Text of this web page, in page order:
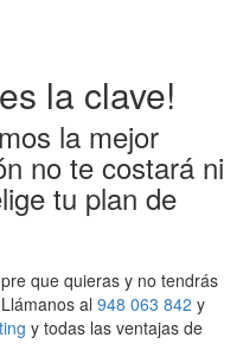
la clave!
la mejor
no te costará ni
tu plan de
que quieras y no tendrás
al 948 063 842 y
y todas las ventajas de